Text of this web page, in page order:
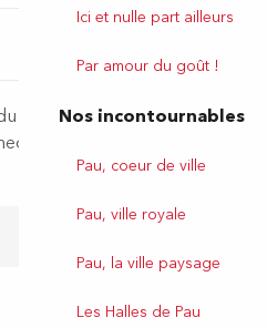
Ici et nulle part ailleurs
Par amour du goût !
Nos incontournables
Pau, coeur de ville
Pau, ville royale
Pau, la ville paysage
Les Halles de Pau
lundi au vendredi
dimanche